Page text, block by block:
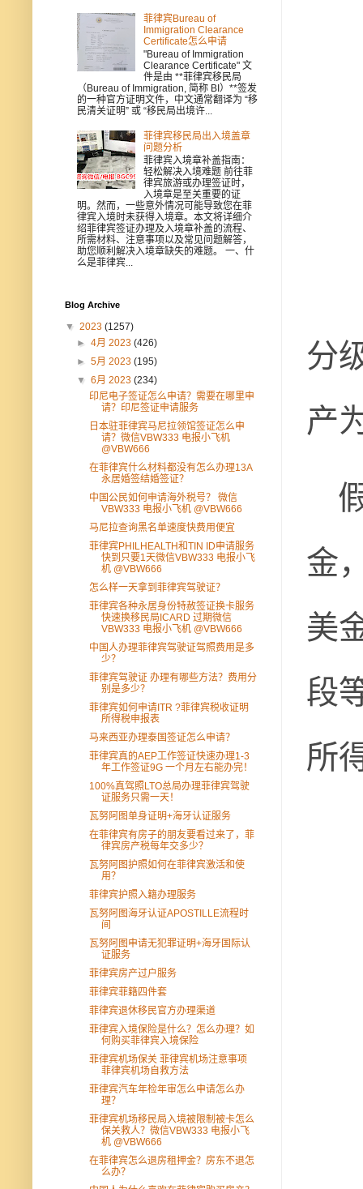
分
产
金
美
段
所
菲律宾Bureau of
Immigration Clearance
Certificate怎么申请
"Bureau of Immigration
Clearance Certificate" 文
件是由 **菲律宾移民局
（Bureau of Immigration, 简称 BI）**签发
的一种官方证明文件，中文通常翻译为 “移
民清关证明” 或 “移民局出境许...
菲律宾移民局出入境盖章
问题分析
菲律宾入境章补盖指南：
轻松解决入境难题 前往菲
律宾旅游或办理签证时，
入境章是至关重要的证
明。然而，一些意外情况可能导致您在菲
律宾入境时未获得入境章。本文将详细介
绍菲律宾签证办理及入境章补盖的流程、
所需材料、注意事项以及常见问题解答，
助您顺利解决入境章缺失的难题。 一、什
么是菲律宾...
Blog Archive
▼ 2023 (1257)
►4月 2023(426)
►5月 2023(195)
▼6月 2023(234)
印尼电子签证怎么申请？需要在哪里申
请？印尼签证申请服务
日本驻菲律宾马尼拉领馆签证怎么申
请？微信VBW333 电报小飞机
@VBW666
在菲律宾什么材料都没有怎么办理13A
永居婚签结婚签证？
中国公民如何申请海外税号？ 微信
VBW333 电报小飞机 @VBW666
马尼拉查询黑名单速度快费用便宜
菲律宾PHILHEALTH和TIN ID申请服务
快到只要1天微信VBW333 电报小飞
机 @VBW666
怎么样一天拿到菲律宾驾驶证？
菲律宾各种永居身份特赦签证换卡服务
快速换移民局ICARD 过期微信
VBW333 电报小飞机 @VBW666
中国人办理菲律宾驾驶证驾照费用是多
少？
菲律宾驾驶证 办理有哪些方法？费用分
别是多少？
菲律宾如何申请ITR ?菲律宾税收证明
所得税申报表
马来西亚办理泰国签证怎么申请？
菲律宾真的AEP工作签证快速办理1-3
年工作签证9G 一个月左右能办完！
100%真驾照LTO总局办理菲律宾驾驶
证服务只需一天！
瓦努阿图单身证明+海牙认证服务
在菲律宾有房子的朋友要看过来了，菲
律宾房产税每年交多少？
瓦努阿图护照如何在菲律宾激活和使
用？
菲律宾护照入籍办理服务
瓦努阿图海牙认证APOSTILLE流程时
间
瓦努阿图申请无犯罪证明+海牙国际认
证服务
菲律宾房产过户服务
菲律宾菲籍四件套
菲律宾退休移民官方办理渠道
菲律宾入境保险是什么？怎么办理？如
何购买菲律宾入境保险
菲律宾机场保关 菲律宾机场注意事项
菲律宾机场自救方法
菲律宾汽车年检年审怎么申请怎么办
理？
菲律宾机场移民局入境被限制被卡怎么
保关救人？微信VBW333 电报小飞
机 @VBW666
在菲律宾怎么退房租押金？房东不退怎
么办？